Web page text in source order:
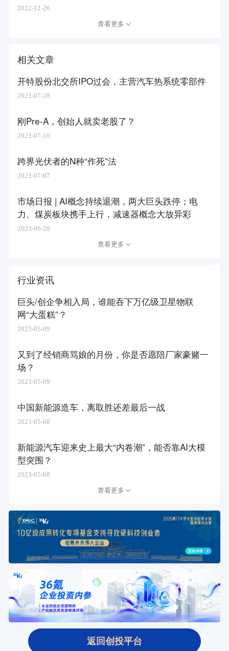
2022-12-26
查看更多
相关文章
开特股份北交所IPO过会，主营汽车热系统零部件
2023-07-28
刚Pre-A，创始人就卖老股了？
2023-07-16
跨界光伏者的N种“作死”法
2023-07-07
市场日报 | AI概念持续退潮，两大巨头跌停；电
力、煤炭板块携手上行，减速器概念大放异彩
2023-06-28
查看更多
行业资讯
巨头/创企争相入局，谁能吞下万亿级卫星物联
网“大蛋糕”？
2023-05-09
又到了经销商骂娘的月份，你是否愿陪厂家豪赌一
场？
2023-05-09
中国新能源造车，离取胜还差最后一战
2023-05-08
新能源汽车迎来史上最大“内卷潮”，能否靠AI大模
型突围？
2023-05-08
查看更多
返回创投平台